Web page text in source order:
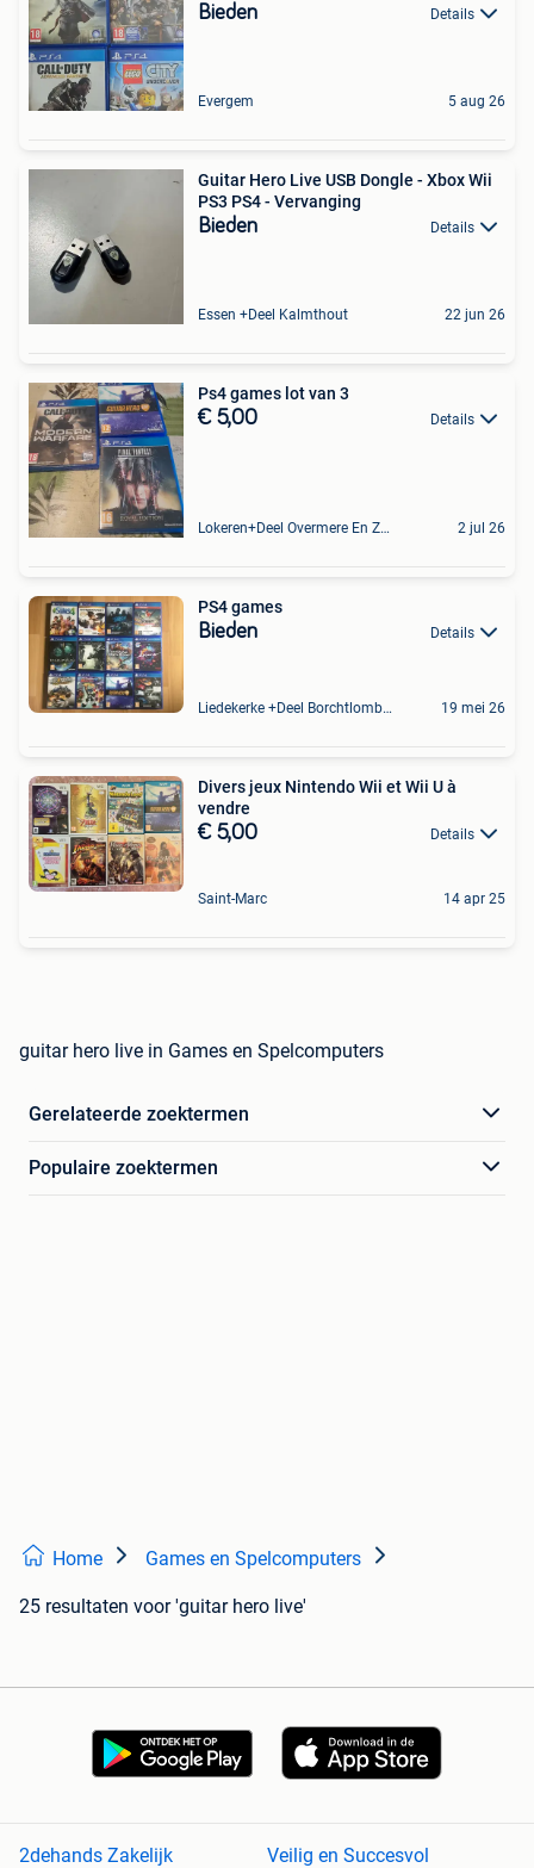
Bieden Details
Evergem 5 aug 26
Guitar Hero Live USB Dongle - Xbox Wii
PS3 PS4 - Vervanging
Bieden Details
Essen +Deel Kalmthout 22 jun 26
Ps4 games lot van 3
€ 5,00 Details
Lokeren+Deel Overmere En Zele 2 jul 26
PS4 games
Bieden Details
Liedekerke +Deel Borchtlombeek 19 mei 26
Divers jeux Nintendo Wii et Wii U à
vendre
€ 5,00 Details
Saint-Marc 14 apr 25
guitar hero live in Games en Spelcomputers
Gerelateerde zoektermen
Populaire zoektermen
Home Games en Spelcomputers
25 resultaten voor 'guitar hero live'
2dehands Zakelijk Veilig en Succesvol